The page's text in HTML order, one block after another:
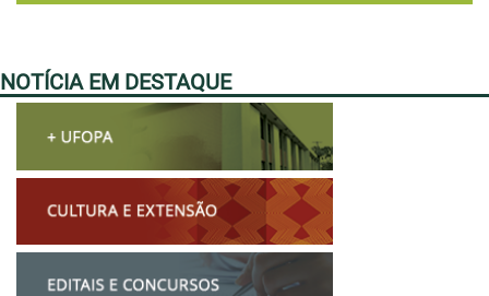
NOTÍCIA EM DESTAQUE